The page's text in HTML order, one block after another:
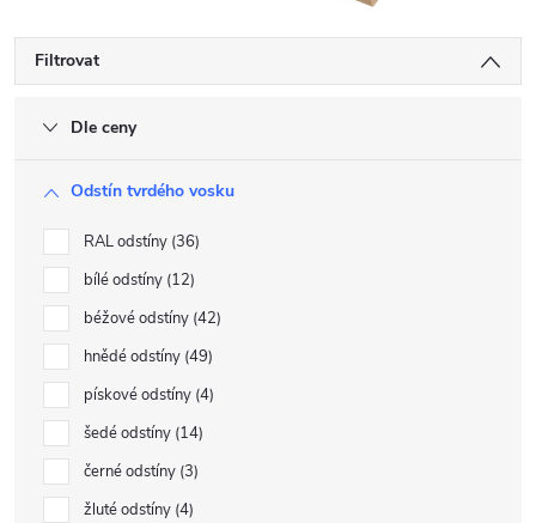
Filtrovat
Dle ceny
Odstín tvrdého vosku
RAL odstíny 36
bílé odstíny 12
béžové odstíny 42
hnědé odstíny 49
pískové odstíny 4
šedé odstíny 14
černé odstíny 3
žluté odstíny 4